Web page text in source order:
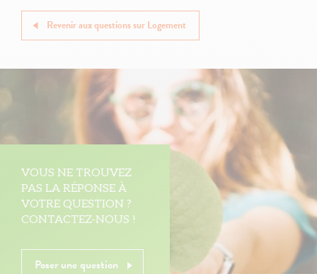
Revenir aux questions sur Logement
VOUS NE TROUVEZ
PAS LA RÉPONSE À
VOTRE QUESTION ?
CONTACTEZ-NOUS !
Poser une question